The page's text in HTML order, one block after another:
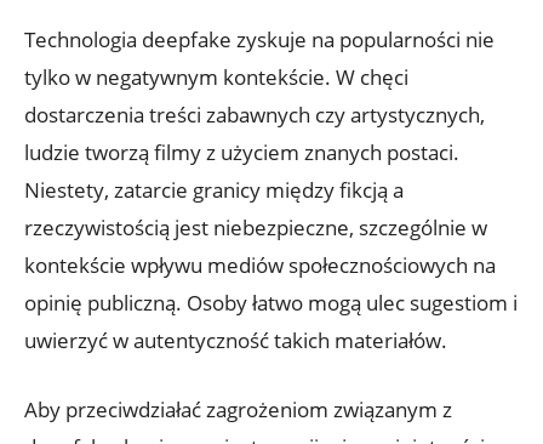
Technologia deepfake zyskuje na popularności ⁢nie⁤
tylko w negatywnym kontekście. W chęci
dostarczenia treści zabawnych czy ⁣artystycznych,
ludzie tworzą filmy z ⁢użyciem znanych postaci.
Niestety, zatarcie granicy między fikcją a
rzeczywistością jest niebezpieczne, szczególnie ​w
kontekście wpływu ⁣mediów społecznościowych ‍na
opinię publiczną. Osoby⁤ łatwo mogą ulec sugestiom i
uwierzyć w autentyczność takich materiałów.
Aby przeciwdziałać zagrożeniom związanym z